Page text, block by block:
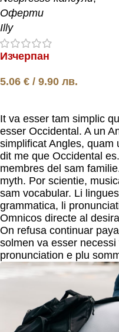
Оферти
Illy
Изчерпан
5.06 € / 9.90 лв.
It va esser tam simplic
esser Occidental. A un
simplificat Angles, quam
dit me que Occidental
membres del sam
myth. Por scientie,
sam vocabular. Li
grammatica, li
Omnicos directe al
On refusa continuar
solmen va esser
pronunciation e plu